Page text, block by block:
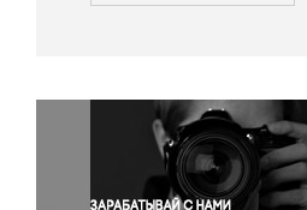
Окружающая среда
Политика
Правосудие
Происшествия и конфликты